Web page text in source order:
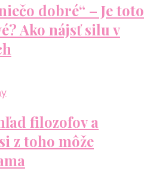
dobré“ – Je toto
Ako nájsť silu v
filozofov a
z toho môže